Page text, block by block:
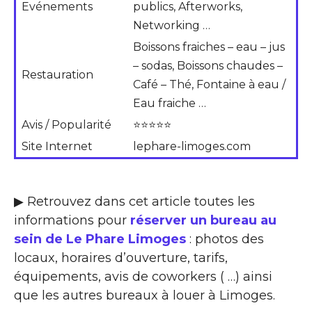
Evénements
publics, Afterworks,
Networking …
Restauration
Boissons fraiches – eau – jus
– sodas, Boissons chaudes –
Café – Thé, Fontaine à eau /
Eau fraiche …
Avis / Popularité
⭐⭐⭐⭐⭐
Site Internet
lephare-limoges.com
▶ Retrouvez dans cet article toutes les
informations pour réserver un bureau au
sein de Le Phare Limoges : photos des
locaux, horaires d’ouverture, tarifs,
équipements, avis de coworkers ( …) ainsi
que les autres bureaux à louer à Limoges.